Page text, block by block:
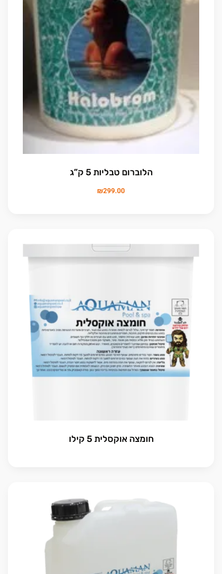
הלוברום טבליות 5 ק”ג
₪299.00
חומצה אוקסלית 5 קילו